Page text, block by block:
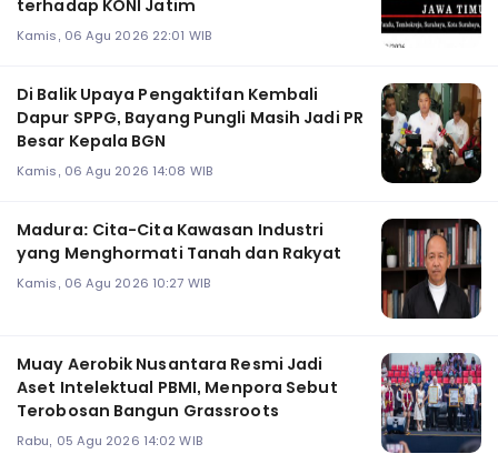
terhadap KONI Jatim
Kamis, 06 Agu 2026 22:01 WIB
Di Balik Upaya Pengaktifan Kembali
Dapur SPPG, Bayang Pungli Masih Jadi PR
Besar Kepala BGN
Kamis, 06 Agu 2026 14:08 WIB
Madura: Cita-Cita Kawasan Industri
yang Menghormati Tanah dan Rakyat
Kamis, 06 Agu 2026 10:27 WIB
Muay Aerobik Nusantara Resmi Jadi
Aset Intelektual PBMI, Menpora Sebut
Terobosan Bangun Grassroots
Rabu, 05 Agu 2026 14:02 WIB